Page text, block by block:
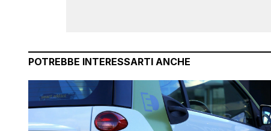
POTREBBE INTERESSARTI ANCHE